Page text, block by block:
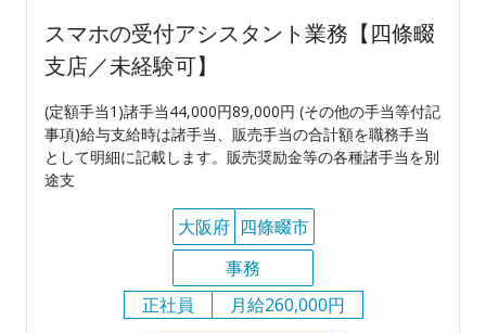
スマホの受付アシスタント業務【四條畷
支店／未経験可】
(定額手当1)諸手当44,000円89,000円 (その他の手当等付記
事項)給与支給時は諸手当、販売手当の合計額を職務手当
として明細に記載します。販売奨励金等の各種諸手当を別
途支
大阪府 四條畷市
事務
正社員
月給260,000円